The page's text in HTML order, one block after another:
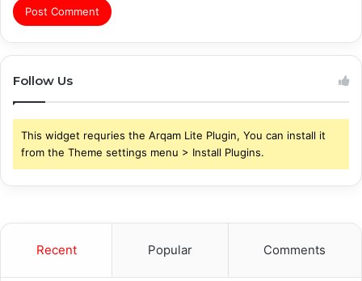
Follow Us
This widget requries the Arqam Lite Plugin, You can install it
from the Theme settings menu > Install Plugins.
Recent Popular Comments